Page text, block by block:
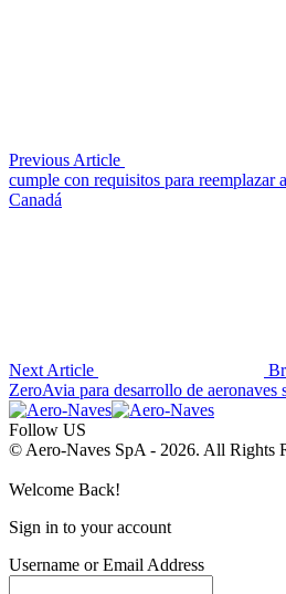
Previous Article
cumple con requisitos para reemplazar
Canadá
Next Article
ZeroAvia para desarrollo de aeronaves
Follow US
© Aero-Naves SpA - 2026. All Rights
Welcome Back!
Sign in to your account
Username or Email Address